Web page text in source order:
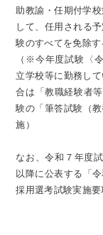
助教諭・任期付学
して、任用される
験のすべてを免除す
（※今年度試験〈
立学校等に勤務し
合は「教職経験者
験の「筆答試験（
施）
なお、令和７年度
以降に公表する「
採用選考試験実施要